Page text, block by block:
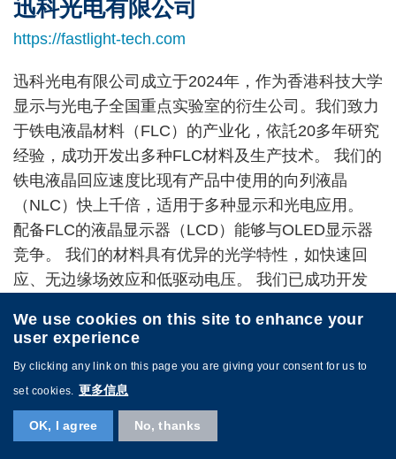
Right
Column
Text
Area
迅科光电有限公司
https://fastlight-tech.com
迅科光电有限公司成立于2024年，作为香港科技大学
显示与光电子全国重点实验室的衍生公司。我们致力
于铁电液晶材料（FLC）的产业化，依託20多年研究
经验，成功开发出多种FLC材料及生产技术。 我们的
铁电液晶回应速度比现有产品中使用的向列液晶
（NLC）快上千倍，适用于多种显示和光电应用。
配备FLC的液晶显示器（LCD）能够与OLED显示器
竞争。 我们的材料具有优异的光学特性，如快速回
应、无边缘场效应和低驱动电压。 我们已成功开发
（LiDAR）系统和AR多焦点透镜的材料。 新型FLC
Image
Image
We use cookies on this site to enhance your
user experience
By clicking any link on this page you are giving your consent for us to
set cookies. 更多信息
OK, I agree No, thanks